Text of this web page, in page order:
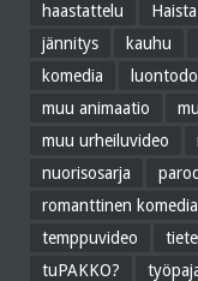
haastattelu
jännitys
kauhu
komedia
muu animaatio
muu urheiluvideo
nuorisosarja
romanttinen komedia
temppuvideo
tuPAKKO?